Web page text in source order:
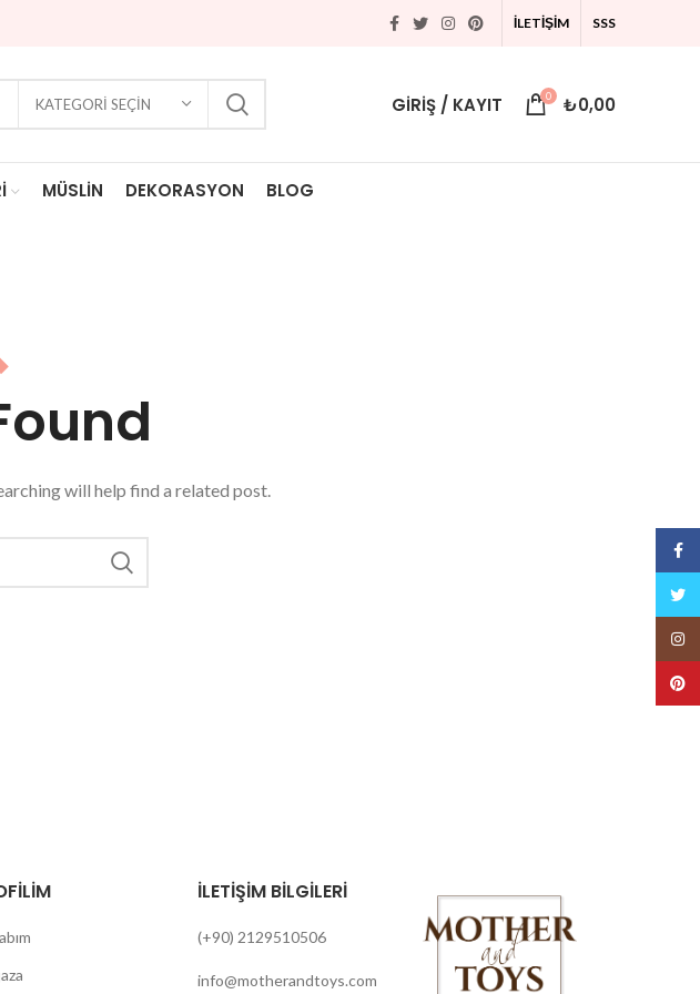
İLETİŞİM SSS
KATEGORI SEÇIN GIRIŞ / KAYIT 0 ₺0,00
MÜSLIN DEKORASYON BLOG
will help find a related post.
İLETİŞİM BİLGİLERİ
(+90) 2129510506
info@motherandtoys.com